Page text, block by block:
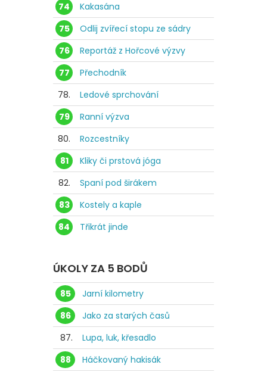
74
Kakasána
75
Odlij zvířecí stopu ze sádry
76
Reportáž z Hořcové výzvy
77
Přechodník
78.
Ledové sprchování
79
Ranní výzva
80.
Rozcestníky
81
Kliky či prstová jóga
82.
Spaní pod širákem
83
Kostely a kaple
84
Třikrát jinde
ÚKOLY ZA 5 BODŮ
85
Jarní kilometry
86
Jako za starých časů
87.
Lupa, luk, křesadlo
88
Háčkovaný hakisák